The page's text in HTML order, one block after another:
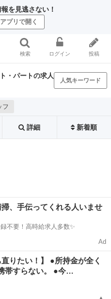
を見逃さない！
アプリで開く
検索 ログイン 投稿
・パートの求人
人気キーワード
フ
詳細 新着順
、手伝ってくれる人いませ
例1万円〜 / 登録不要！高時給求人多数✨
Ad
直りたい！】 ●所持金が全く
帯すらない。 ●今…